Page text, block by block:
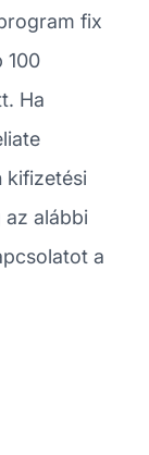
fix
100
Ha
kifizetési
az alábbi
a